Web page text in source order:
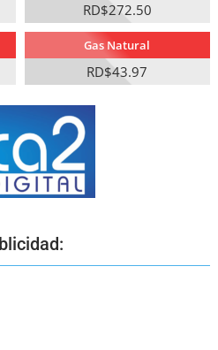
RD$272.50
Gas Natural
RD$43.97